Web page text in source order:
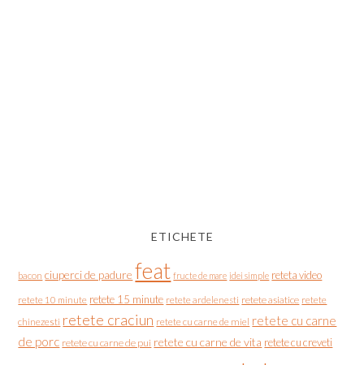
ETICHETE
bacon ciuperci de padure feat fructe de mare idei simple reteta video
retete 10 minute retete 15 minute retete ardelenesti retete asiatice retete
chinezesti retete craciun retete cu carne de miel retete cu carne
de porc retete cu carne de pui retete cu carne de vita retete cu creveti